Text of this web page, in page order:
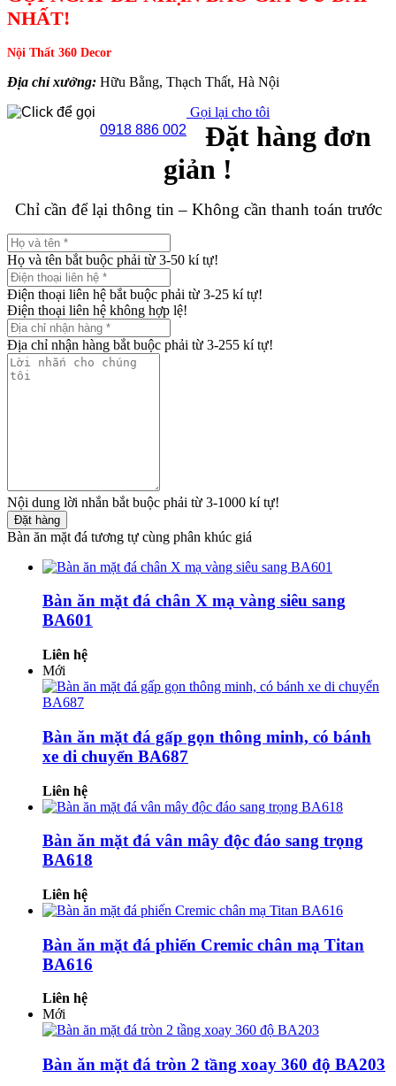
NHẤT!
Nội Thất 360 Decor
Địa chỉ xưởng: Hữu Bằng, Thạch Thất, Hà Nội
0918 886 002
Gọi lại cho tôi
Đặt hàng đơn
giản !
Chỉ cần để lại thông tin – Không cần thanh toán trước
Họ và tên bắt buộc phải từ 3-50 kí tự!
Điện thoại liên hệ bắt buộc phải từ 3-25 kí tự!
Điện thoại liên hệ không hợp lệ!
Địa chỉ nhận hàng bắt buộc phải từ 3-255 kí tự!
Nội dung lời nhắn bắt buộc phải từ 3-1000 kí tự!
Đặt hàng
Bàn ăn mặt đá tương tự cùng phân khúc giá
Bàn ăn mặt đá chân X mạ vàng siêu sang
BA601
Liên hệ
Mới
Bàn ăn mặt đá gấp gọn thông minh, có bánh
xe di chuyển BA687
Liên hệ
Bàn ăn mặt đá vân mây độc đáo sang trọng
BA618
Liên hệ
Bàn ăn mặt đá phiến Cremic chân mạ Titan
BA616
Liên hệ
Mới
Bàn ăn mặt đá tròn 2 tầng xoay 360 độ BA203